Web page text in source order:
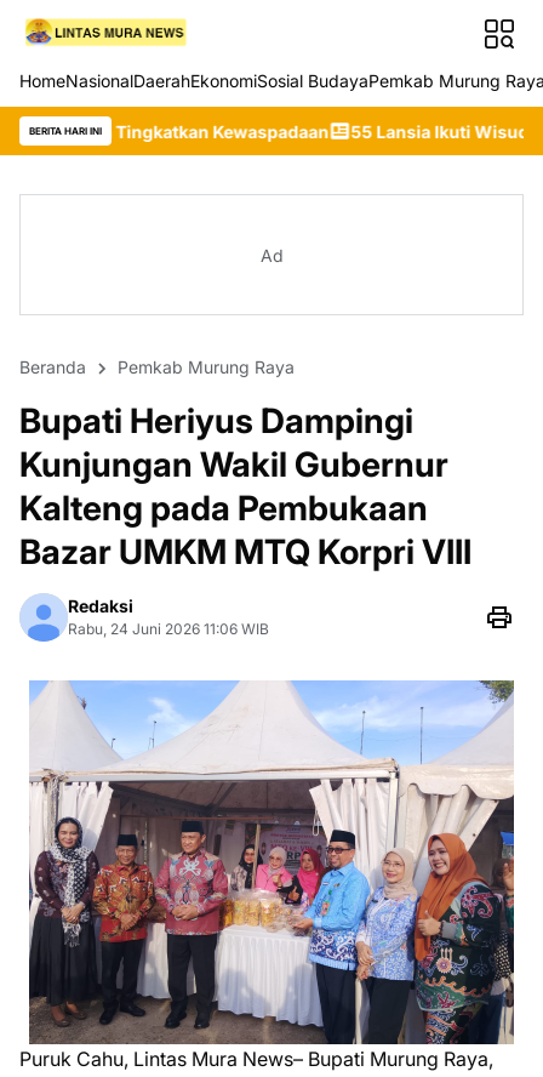
HomeNasionalDaerahEkonomiSosial BudayaPemkab Murung
BERITA HARI INI
Kewaspadaan 55 Lansia Ikuti Wisuda Sekolah Lansia
Ad
Beranda Pemkab Murung Raya
Bupati Heriyus Dampingi
Kunjungan Wakil Gubernur
Kalteng pada Pembukaan
Bazar UMKM MTQ Korpri VIII
Redaksi
Rabu, 24 Juni 2026 11:06 WIB
Puruk Cahu, Lintas Mura News– Bupati Murung Raya,